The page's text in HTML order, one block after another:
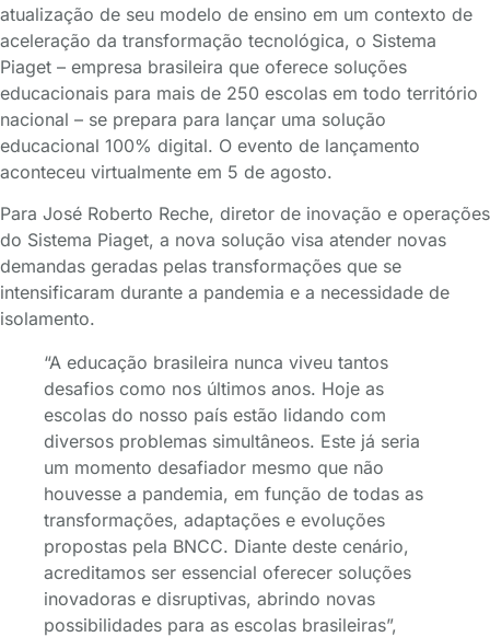
atualização de seu modelo de ensino em um contexto de
aceleração da transformação tecnológica, o Sistema
Piaget – empresa brasileira que oferece soluções
educacionais para mais de 250 escolas em todo território
nacional – se prepara para lançar uma solução
educacional 100% digital. O evento de lançamento
aconteceu virtualmente em 5 de agosto.
Para José Roberto Reche, diretor de inovação e operações
do Sistema Piaget, a nova solução visa atender novas
demandas geradas pelas transformações que se
intensificaram durante a pandemia e a necessidade de
isolamento.
“A educação brasileira nunca viveu tantos
desafios como nos últimos anos. Hoje as
escolas do nosso país estão lidando com
diversos problemas simultâneos. Este já seria
um momento desafiador mesmo que não
houvesse a pandemia, em função de todas as
transformações, adaptações e evoluções
propostas pela BNCC. Diante deste cenário,
acreditamos ser essencial oferecer soluções
inovadoras e disruptivas, abrindo novas
possibilidades para as escolas brasileiras”,